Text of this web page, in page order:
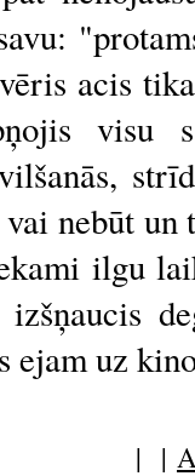
acis
visu
nebūt
ilgu
ejam uz
| |